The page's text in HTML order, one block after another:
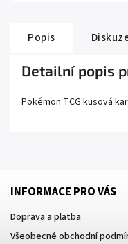
Popis
Detailní popis
Pokémon TCG kusová
INFORMACE PRO VÁS
Doprava a platba
Všeobecné obchodní